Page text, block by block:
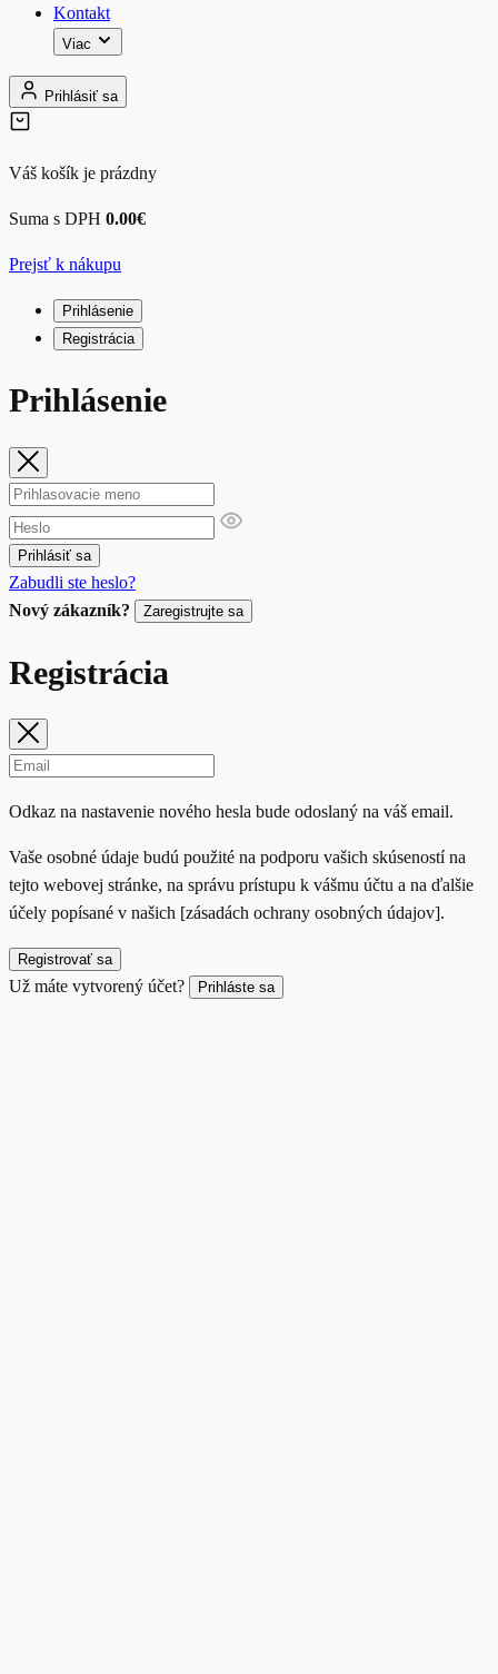
Kontakt
Viac
Prihlásiť sa
Váš košík je prázdny
Suma s DPH 0.00€
Prejsť k nákupu
Prihlásenie
Registrácia
Prihlásenie
Prihlásiť sa
Zabudli ste heslo?
Nový zákazník?
Zaregistrujte sa
Registrácia
Odkaz na nastavenie nového hesla bude odoslaný na váš email.
Vaše osobné údaje budú použité na podporu vašich skúseností na
tejto webovej stránke, na správu prístupu k vášmu účtu a na ďalšie
účely popísané v našich [zásadách ochrany osobných údajov].
Registrovať sa
Už máte vytvorený účet? Prihláste sa